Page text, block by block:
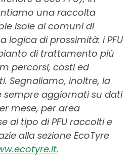
una raccolta
isole ai comuni di
logica di prossimità: i PFU
di trattamento più
percorsi, costi ed
Segnaliamo, inoltre, la
sempre aggiornati su dati
mese, per area
al tipo di PFU raccolti e
alla sezione EcoTyre
.